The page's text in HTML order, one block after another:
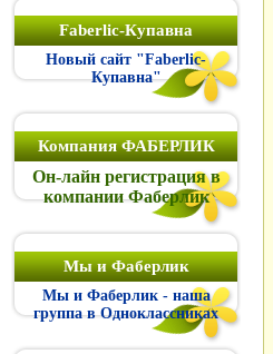
Faberlic-Купавна
Новый сайт "Faberlic-
Купавна"
Компания ФАБЕРЛИК
Он-лайн регистрация в
компании Фаберлик
Мы и Фаберлик
Мы и Фаберлик - наша
группа в Одноклассниках